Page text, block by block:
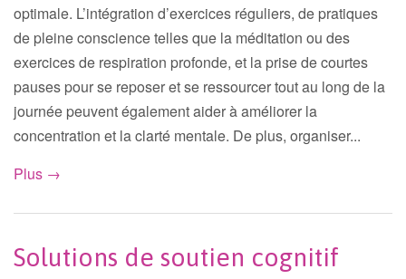
optimale. L’intégration d’exercices réguliers, de pratiques
de pleine conscience telles que la méditation ou des
exercices de respiration profonde, et la prise de courtes
pauses pour se reposer et se ressourcer tout au long de la
journée peuvent également aider à améliorer la
concentration et la clarté mentale. De plus, organiser...
Plus →
Solutions de soutien cognitif